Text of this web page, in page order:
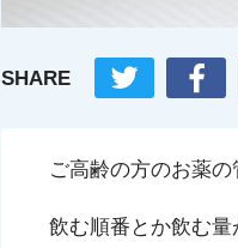
SHARE
ご高齢の方のお薬の
飲む順番とか飲む量